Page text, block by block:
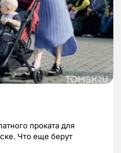
проката для
Что еще берут